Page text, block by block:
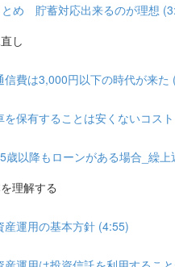
め 貯蓄対応出来るのが理想
し
信費は3,000円以下の時代が来た
を保有することは安くないコス
歳以降もローンがある場合_繰
理解する
産運用の基本方針 (4:55)